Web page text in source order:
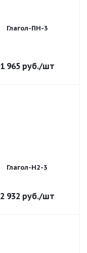
Глагол-ПН-3
1 965руб./шт
Глагол-Н2-3
2 932 руб./шт